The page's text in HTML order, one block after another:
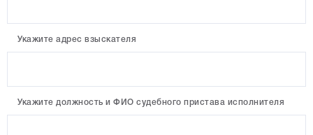
Укажите адрес взыскателя
Укажите должность и ФИО судебного пристава исполнителя